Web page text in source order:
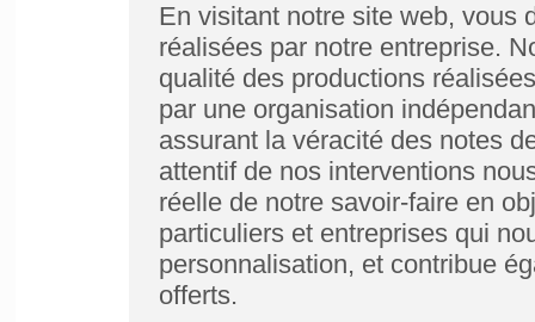
En visitant notre site web, vous
réalisées par notre entreprise.
qualité des productions
par une organisation
assurant la véracité des notes
attentif de nos interventions
réelle de notre savoir-faire en
particuliers et entreprises qui
personnalisation, et contribue
offerts.